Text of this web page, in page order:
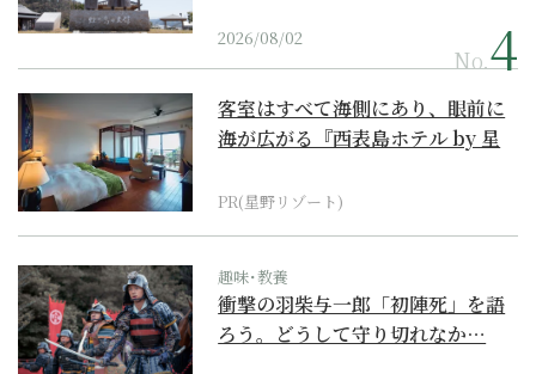
2026/08/02
No.
客室はすべて海側にあり、眼前に
海が広がる『西表島ホテル by 星
PR(星野リゾート)
趣味･教養
衝撃の羽柴与一郎「初陣死」を語
ろう。どうして守り切れなか…